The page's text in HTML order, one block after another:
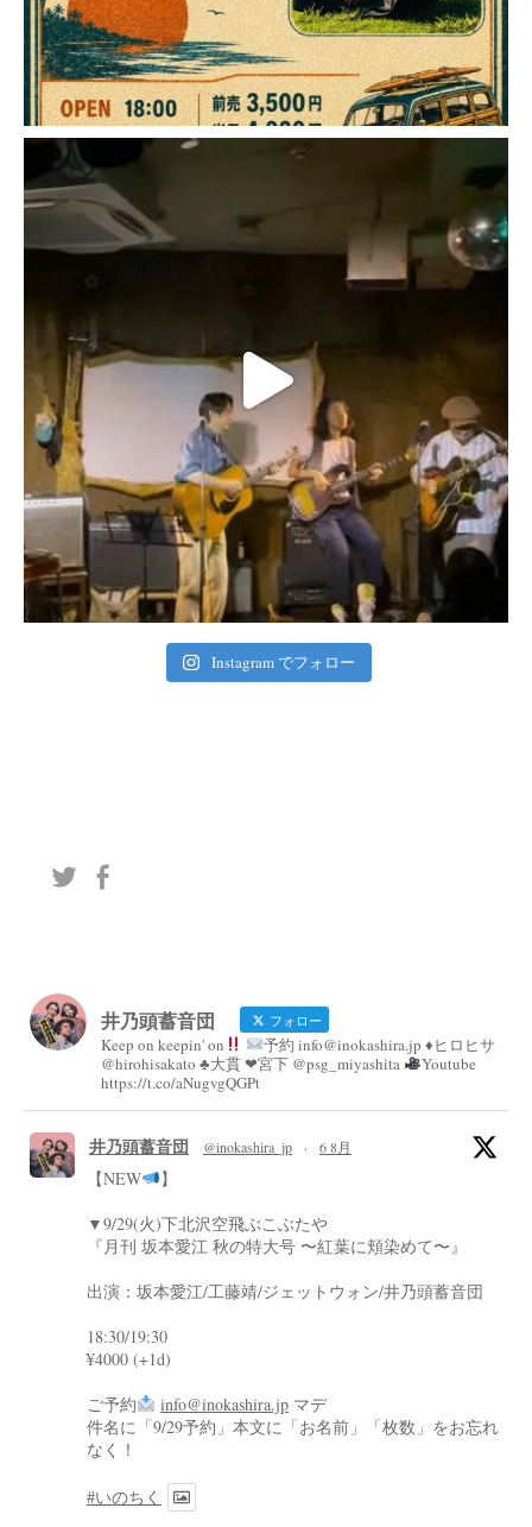
Instagram でフォロー
井乃頭蓄音団 フォロー
Keep on keepin' on
予約 info@inokashira.jp ♦︎ヒロヒサ
@hirohisakato ♣︎大貫 ❤︎宮下 @psg_miyashita
Youtube
https://t.co/aNugvgQGPt
井乃頭蓄音団 @inokashira_jp · 6 8月
【NEW
】
▼9/29(火)下北沢空飛ぶこぶたや
『月刊 坂本愛江 秋の特大号 〜紅葉に頬染めて〜』
出演：坂本愛江/工藤靖/ジェットウォン/井乃頭蓄音団
18:30/19:30
¥4000 (+1d)
ご予約
info@inokashira.jp マデ
件名に「9/29予約」本文に「お名前」「枚数」をお忘れ
なく！
#いのちく